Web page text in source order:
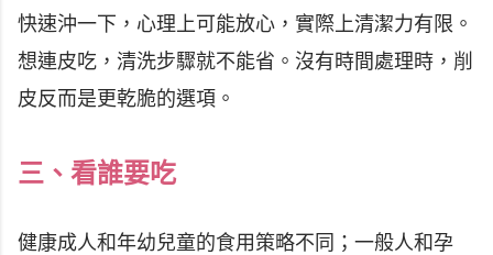
快速沖一下，心理上可能放心，實際上清潔力有限。
想連皮吃，清洗步驟就不能省。沒有時間處理時，削
皮反而是更乾脆的選項。
三、看誰要吃
健康成人和年幼兒童的食用策略不同；一般人和孕